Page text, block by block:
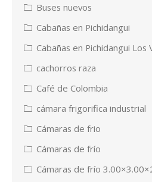
Buses nuevos
Cabañas en Pichidangui
Cabañas en Pichidangui Los
cachorros raza
Café de Colombia
cámara frigorifica industrial
Cámaras de frio
Cámaras de frío
Cámaras de frío